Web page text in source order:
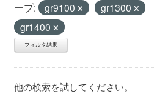
ープ:
gr9100
gr1300
gr1400
フィルタ結果
他の検索を試してください。